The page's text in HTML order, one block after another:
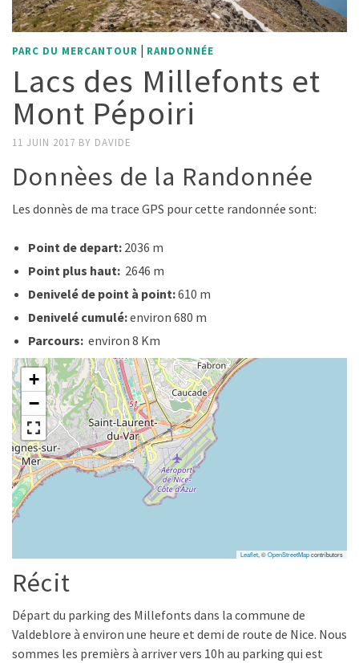
PARC DU MERCANTOUR | RANDONNÉE
Lacs des Millefonts et
Mont Pépoiri
11 JUIN 2017 BY DAVIDE
Donnèes de la Randonnée
Les donnès de ma trace GPS pour cette randonnée sont:
Point de depart: 2036 m
Point plus haut: 2646 m
Denivelé de point à point:610 m
Denivelé cumulé:environ 680 m
Parcours: environ 8 Km
+
−
Leaflet , ©OpenStreetMapcontributors
Récit
Départ du parking des Millefonts dans la commune de
Valdeblore à environ une heure et demi de route de Nice. Nous
sommes les premièrs à arriver vers 10h au parking qui est